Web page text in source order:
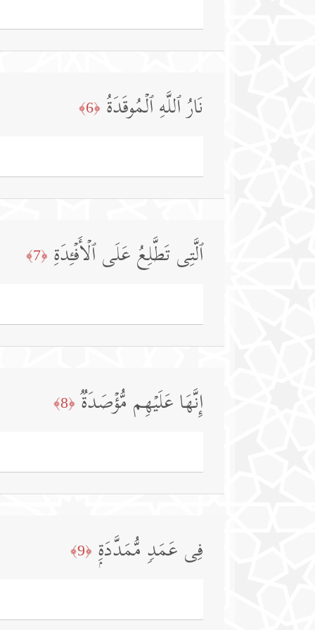
نَارُ ٱللَّهِ ٱلۡمُوقَدَةُ ﴿6﴾
ٱلَّتِی تَطَّلِعُ عَلَى ٱلۡأَفۡـِٔدَةِ ﴿7﴾
إِنَّهَا عَلَیۡهِم مُّؤۡصَدَةࣱ ﴿8﴾
فِی عَمَدࣲ مُّمَدَّدَةِۭ ﴿9﴾